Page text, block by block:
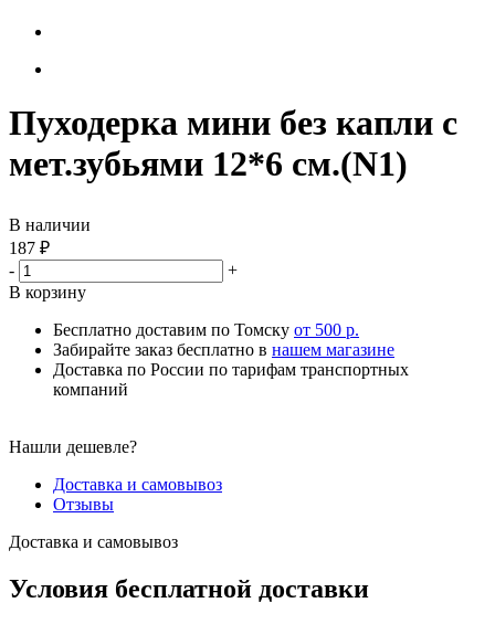
Пуходерка мини без капли с
мет.зубьями 12*6 см.(N1)
В наличии
187 ₽
-
+
В корзину
Бесплатно доставим по Томску от 500 р.
Забирайте заказ бесплатно в нашем магазине
Доставка по России по тарифам транспортных
компаний
Нашли дешевле?
Доставка и самовывоз
Отзывы
Доставка и самовывоз
Условия бесплатной доставки